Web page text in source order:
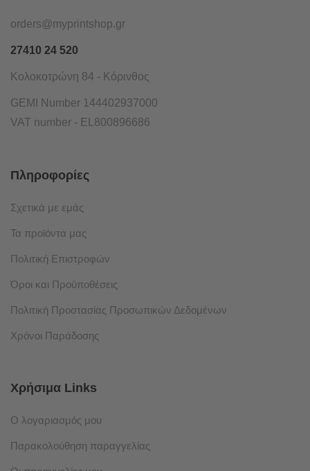
orders@myprintshop.gr
27410 24 520
Κολοκοτρώνη 84 - Κόρινθος
GEMI Number 144402937000
VAT number - EL800896686
Πληροφορίες
Σχετικά με εμάς
Τα προϊόντα μας
Πολιτική Επιστροφών
Όροι και Προϋποθέσεις
Πολιτική Προστασίας Προσωπικών Δεδομένων
Χρόνοι Παράδοσης
Χρήσιμα Links
Ο λογαριασμός μου
Παρακολούθηση παραγγελίας